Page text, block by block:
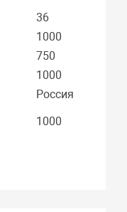
36
1000
750
1000
Россия
1000